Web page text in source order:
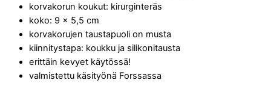
korvakorun koukut: kirurginteräs
koko: 9 x 5,5 cm
korvakorujen taustapuoli on musta
kiinnitystapa: koukku ja silikonitausta
erittäin kevyet käytössä!
valmistettu käsityönä Forssassa